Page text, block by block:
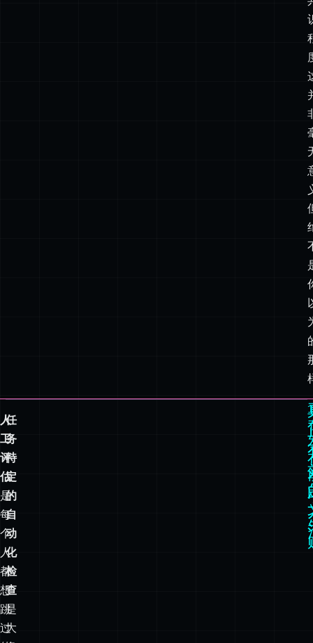
工
评
估
是
每
个
人
都
想
跳
过
的
务
特
定
的
自
动
化
检
查
是
大
多